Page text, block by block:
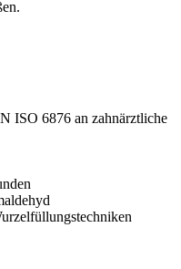
ISO 6876 an zahnärztliche